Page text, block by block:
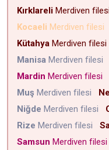
Kırklareli Merdiven filesi
Kocaeli Merdiven filesi
Kütahya Merdiven filesi
Manisa Merdiven filesi
Mardin Merdiven filesi
Muş Merdiven filesi
Niğde Merdiven filesi
Rize Merdiven filesi
Samsun Merdiven filesi